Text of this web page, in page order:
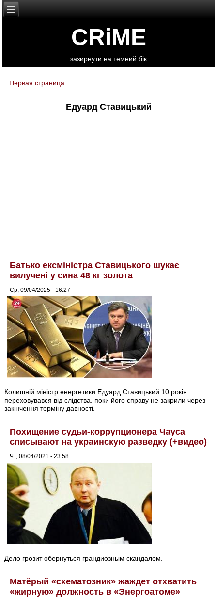
CRiME
зазирнути на темний бік
You are here
Первая страница
Едуард Ставицький
Батько ексміністра Ставицького шукає
вилучені у сина 48 кг золота
Ср, 09/04/2025 - 16:27
Колишній міністр енергетики Едуард Ставицький 10 років
переховувався від слідства, поки його справу не закрили через
закінчення терміну давності.
Похищение судьи-коррупционера Чауса
списывают на украинскую разведку (+видео)
Чт, 08/04/2021 - 23:58
Дело грозит обернуться грандиозным скандалом.
Матёрый «схематозник» жаждет отхватить
«жирную» должность в «Энергоатоме»